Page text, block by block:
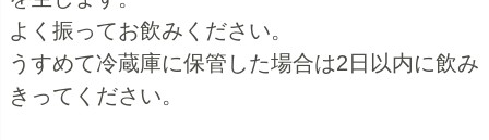
よく振ってお飲みください。
うすめて冷蔵庫に保管した場合は2日以内に飲み
きってください。